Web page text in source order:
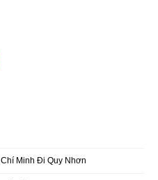
Minh Đi Quy Nhơn